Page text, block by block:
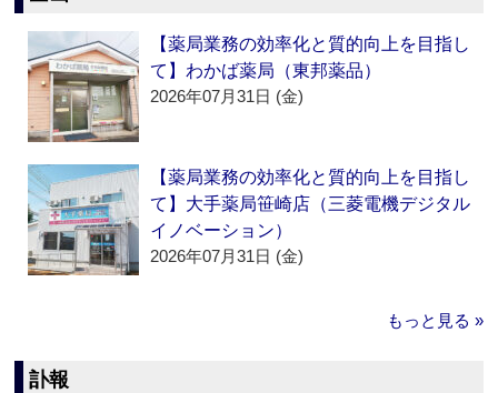
【薬局業務の効率化と質的向上を目指し
て】わかば薬局（東邦薬品）
2026年07月31日 (金)
【薬局業務の効率化と質的向上を目指し
て】大手薬局笹崎店（三菱電機デジタル
イノベーション）
2026年07月31日 (金)
もっと見る »
訃報